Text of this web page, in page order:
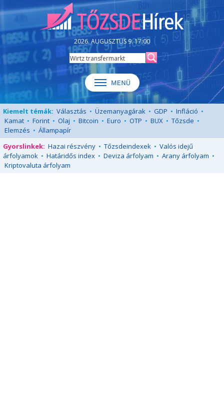
2026. AUGUSZTUS 9. 17:00
Kiemelt témák: Választás • Üzemanyagárak • GDP • Infláció •
Kamat • Forint • Olaj • Bitcoin • Euro • OTP • BUX • Tőzsde •
Elemzés • Állampapír
Gyorslinkek: Hazai részvény • Tőzsdeindexek • Valós idejű
árfolyamok • Határidős index • Deviza árfolyam • Arany árfolyam •
Kriptovaluta árfolyam